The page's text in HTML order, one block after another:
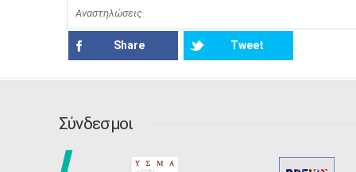
Αναστηλώσεις
Share Tweet
Σύνδεσμοι